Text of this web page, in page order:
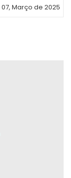
07, Março de 2025